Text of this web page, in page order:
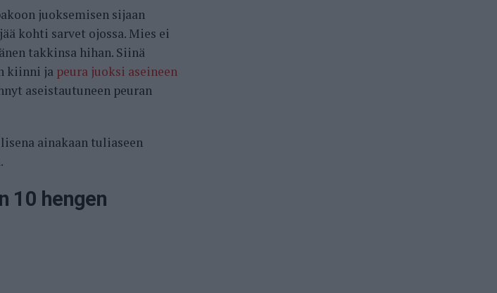
juoksemisen sijaan
kohti sarvet ojossa. Mies ei
takkinsa hihan. Siinä
kiinni ja peura juoksi aseineen
aseistautuneen peuran
ainakaan tuliaseen
10 hengen